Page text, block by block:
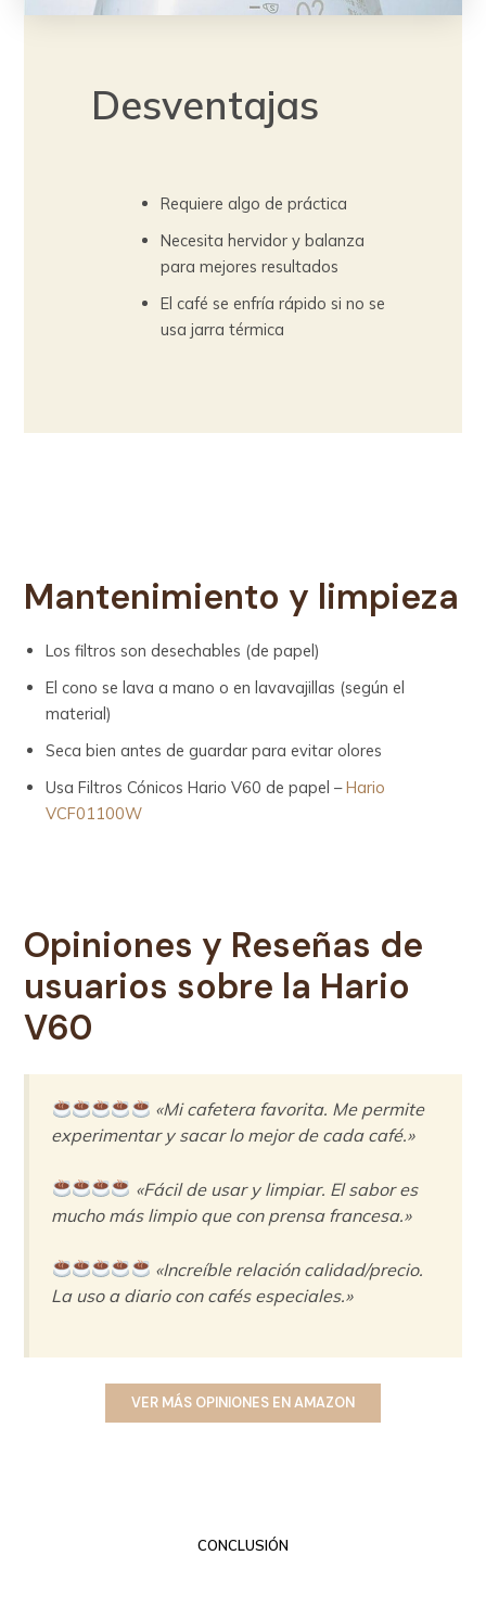
Desventajas
Requiere algo de práctica
Necesita hervidor y balanza
para mejores resultados
El café se enfría rápido si no se
usa jarra térmica
Mantenimiento y limpieza
Los filtros son desechables (de papel)
El cono se lava a mano o en lavavajillas (según el
material)
Seca bien antes de guardar para evitar olores
Usa Filtros Cónicos Hario V60 de papel –Hario
VCF01100W
Opiniones y Reseñas de
usuarios sobre la Hario
V60
«Mi cafetera favorita. Me permite
experimentar y sacar lo mejor de cada café.»
«Fácil de usar y limpiar. El sabor es
mucho más limpio que con prensa francesa.»
«Increíble relación calidad/precio.
La uso a diario con cafés especiales.»
VER MÁS OPINIONES EN AMAZON
CONCLUSIÓN